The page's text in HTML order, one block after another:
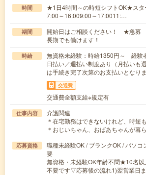
時間
★1日4時間～の時短シフトOK★スタ
7:00～16:009:00～17:0011:…
期間
開始日はご相談ください！ ★急募
長期でも働けます！
時給
無資格未経験：時給1350円～ 経
日払い／週払い制度あり（月払いも
は手続き完了次第のお支払いとなりま
交通費
交通費全額支給※規定有
仕事内容
介護関連
＊在宅勤務はできないけれど、時短
＊おじいちゃん、おばあちゃんが暮
応募資格
職種未経験OK / ブランクOK / パソコ
要
無資格・未経験OK年齢不問★10名
不要です▽応募後の流れ1)翌営業日